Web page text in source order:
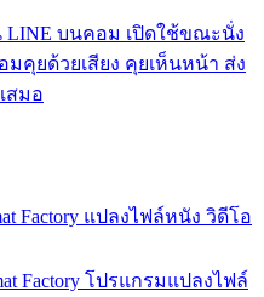
LINE บนคอม เปิดใช้ขณะนั่ง
คุยด้วยเสียง คุยเห็นหน้า ส่ง
สมอ
Factory แปลงไฟล์หนัง วิดีโอ
Factory โปรแกรมแปลงไฟล์